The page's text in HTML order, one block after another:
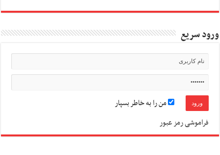
ورود سریع
من را به خاطر بسپار
فراموشی رمز عبور